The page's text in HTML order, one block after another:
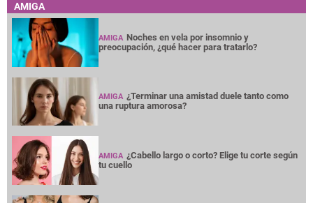
AMIGA
AMIGA Noches en vela por insomnio y
preocupación, ¿qué hacer para tratarlo?
AMIGA ¿Terminar una amistad duele tanto como
una ruptura amorosa?
AMIGA ¿Cabello largo o corto? Elige tu corte según
tu cuello